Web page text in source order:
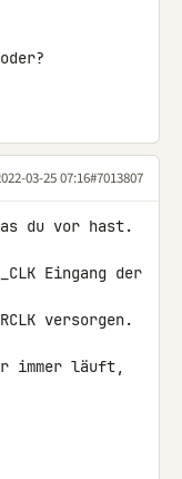
03-25 07:16#7013807
du vor hast.
Eingang der
versorgen.
immer läuft,